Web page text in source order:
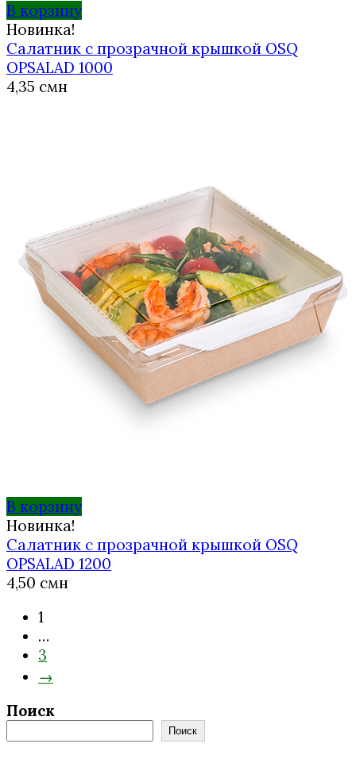
В корзину
Новинка!
Салатник с прозрачной крышкой OSQ
OPSALAD 1000
4,35 смн
В корзину
Новинка!
Салатник с прозрачной крышкой OSQ
OPSALAD 1200
4,50 смн
1
…
3
→
Поиск
Поиск